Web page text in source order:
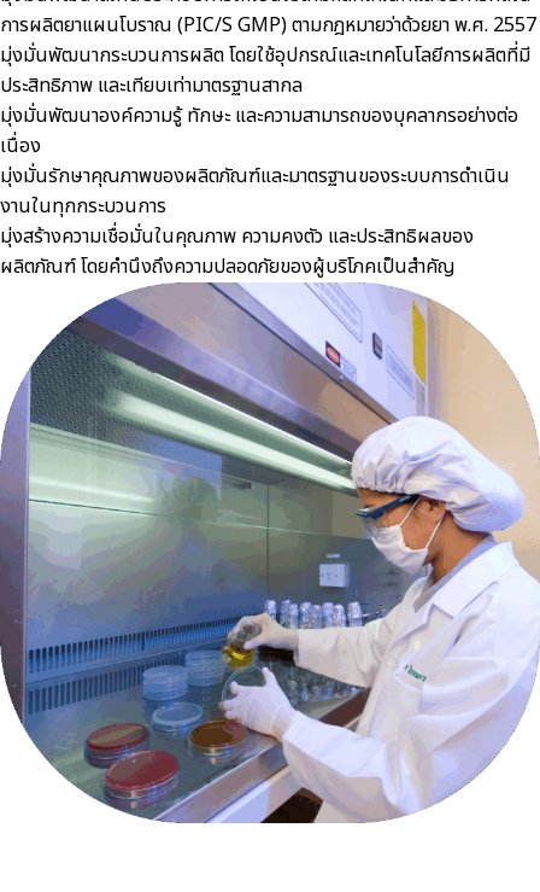
การผลิตยาแผนโบราณ (PIC/S GMP) ตามกฎหมายว่าด้วยยา พ.ศ. 2557
มุ่งมั่นพัฒนากระบวนการผลิต โดยใช้อุปกรณ์และเทคโนโลยีการผลิตที่มี
ประสิทธิภาพ และเทียบเท่ามาตรฐานสากล
มุ่งมั่นพัฒนาองค์ความรู้ ทักษะ และความสามารถของบุคลากรอย่างต่อ
เนื่อง
มุ่งมั่นรักษาคุณภาพของผลิตภัณฑ์และมาตรฐานของระบบการดำเนิน
งานในทุกกระบวนการ
มุ่งสร้างความเชื่อมั่นในคุณภาพ ความคงตัว และประสิทธิผลของ
ผลิตภัณฑ์ โดยคำนึงถึงความปลอดภัยของผู้บริโภคเป็นสำคัญ